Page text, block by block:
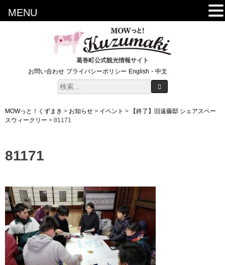
葛巻町公式観光情報サイト
お問い合わせ プライバシーポリシー English・中文
MOWっと！くずまき > お知らせ > イベント >
【終了】旧遠藤邸 シェアスペー
スウィークリー > 81171
81171
MENU